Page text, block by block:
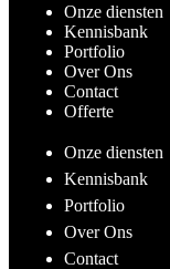
Onze diensten
Kennisbank
Portfolio
Over Ons
Contact
Offerte
Onze diensten
Kennisbank
Portfolio
Over Ons
Contact